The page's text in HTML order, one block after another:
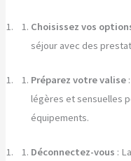
Choisissez vos
séjour avec des
Préparez votre valise
légères et sensuelles
équipements.
Déconnectez-vous :